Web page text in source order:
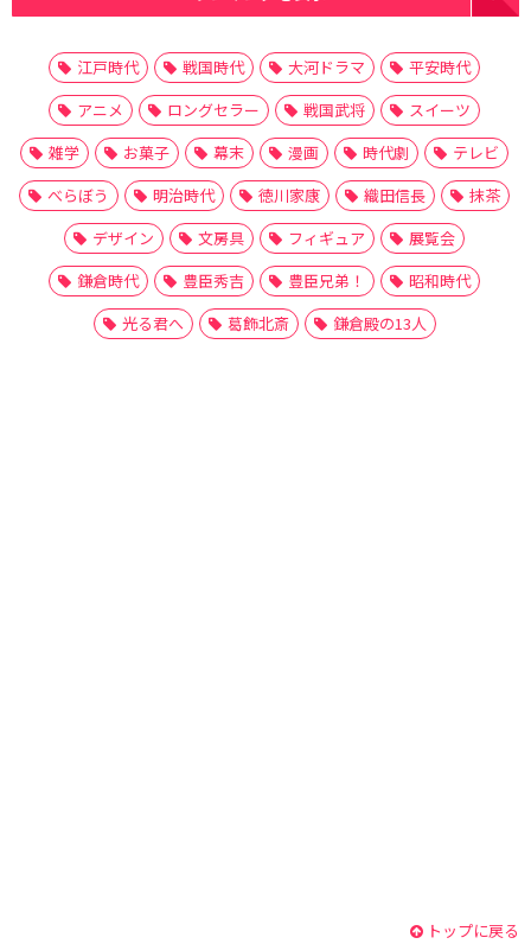
江戸時代 戦国時代 大河ドラマ
平安時代
アニメ
ロングセラー 戦国武将
スイーツ
雑学
お菓子 幕末 漫画 時代劇
テレビ
べらぼう
明治時代 徳川家康 織田信長
抹茶
デザイン
文房具 フィギュア
展覧会
鎌倉時代
豊臣秀吉 豊臣兄弟！
昭和時代
光る君へ
葛飾北斎 鎌倉殿の13人
トップに戻る